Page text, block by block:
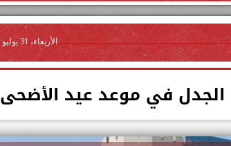
الأربعاء، 31 يوليو 2019
الجدل في موعد عيد الأضحى